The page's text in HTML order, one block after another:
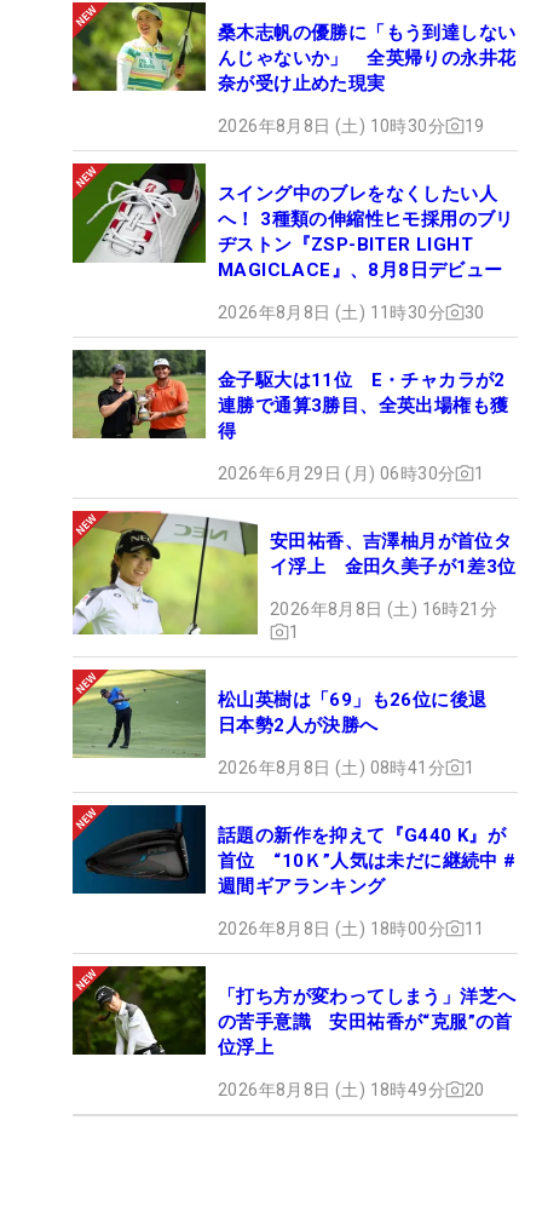
桑木志帆の優勝に「もう到達しない
んじゃないか」 全英帰りの永井花
奈が受け止めた現実
2026年8月8日 (土) 10時30分 19
スイング中のブレをなくしたい人
へ！ 3種類の伸縮性ヒモ採用のブリ
ヂストン『ZSP-BITER LIGHT
MAGICLACE』、8月8日デビュー
2026年8月8日 (土) 11時30分 30
金子駆大は11位 E・チャカラが2
連勝で通算3勝目、全英出場権も獲
得
2026年6月29日 (月) 06時30分 1
安田祐香、吉澤柚月が首位タ
イ浮上 金田久美子が1差3位
2026年8月8日 (土) 16時21分
1
松山英樹は「69」も26位に後退
日本勢2人が決勝へ
2026年8月8日 (土) 08時41分 1
話題の新作を抑えて『G440 K』が
首位 “10Ｋ”人気は未だに継続中 #
週間ギアランキング
2026年8月8日 (土) 18時00分 11
「打ち方が変わってしまう」洋芝へ
の苦手意識 安田祐香が“克服”の首
位浮上
2026年8月8日 (土) 18時49分 20